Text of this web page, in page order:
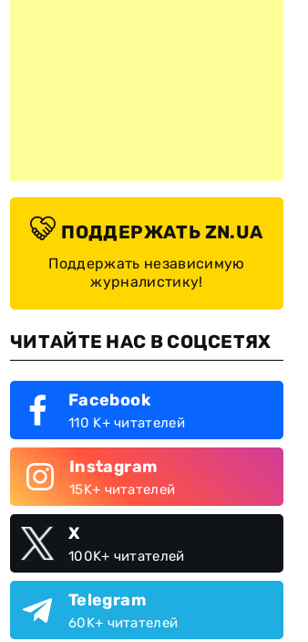
ПОДДЕРЖАТЬ ZN.UA
Поддержать независимую
журналистику!
ЧИТАЙТЕ НАС В СОЦСЕТЯХ
Facebook
110 K+ читателей
Instagram
15K+ читателей
X
100K+ читателей
Telegram
60K+ читателей